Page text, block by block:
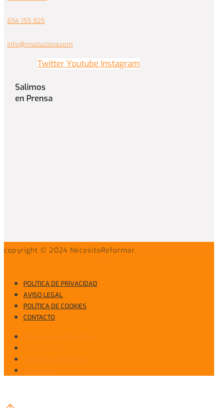
654 155 825
info@nrsoluciona.com
Twitter Youtube Instagram
Salimos
en Prensa
copyright © 2024 NecesitoReformar.
Madrid
POLÍTICA DE PRIVACIDAD
AVISO LEGAL
POLÍTICA DE COOKIES
CONTACTO
POLÍTICA DE PRIVACIDAD
AVISO LEGAL
POLÍTICA DE COOKIES
CONTACTO